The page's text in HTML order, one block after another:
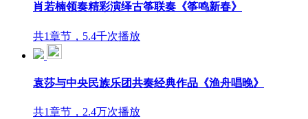
肖若楠领奏精彩演绎古筝联奏《筝鸣新春》
共1章节，5.4千次播放
袁莎与中央民族乐团共奏经典作品《渔舟唱晚》
共1章节，2.4万次播放